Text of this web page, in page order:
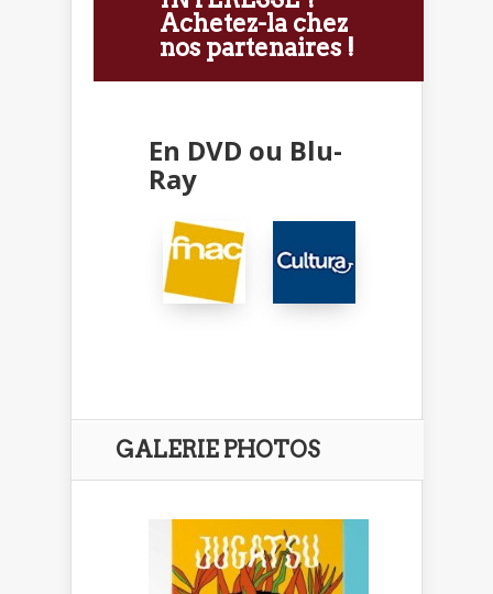
Achetez-la chez
nos partenaires !
En DVD ou Blu-
Ray
GALERIE PHOTOS